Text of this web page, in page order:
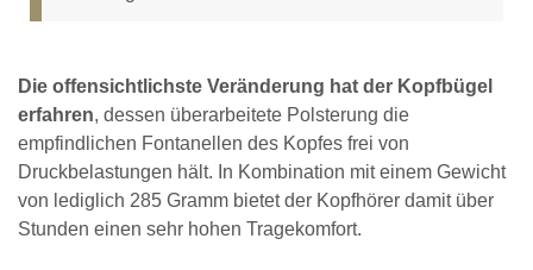
Die offensichtlichste Veränderung hat der Kopfbügel
erfahren, dessen überarbeitete Polsterung die
empfindlichen Fontanellen des Kopfes frei von
Druckbelastungen hält. In Kombination mit einem Gewicht
von lediglich 285 Gramm bietet der Kopfhörer damit über
Stunden einen sehr hohen Tragekomfort.